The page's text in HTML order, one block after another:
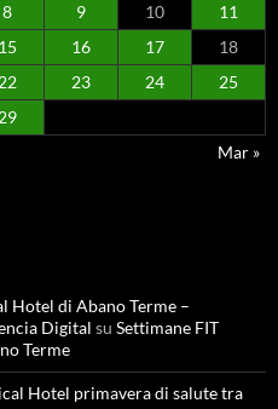
8 9 10
11
15 16 17
18
22 23 24
25
29
Mar »
Hotel di Abano Terme –
Digital su Settimane FIT
Terme
Hotel primavera di salute tra